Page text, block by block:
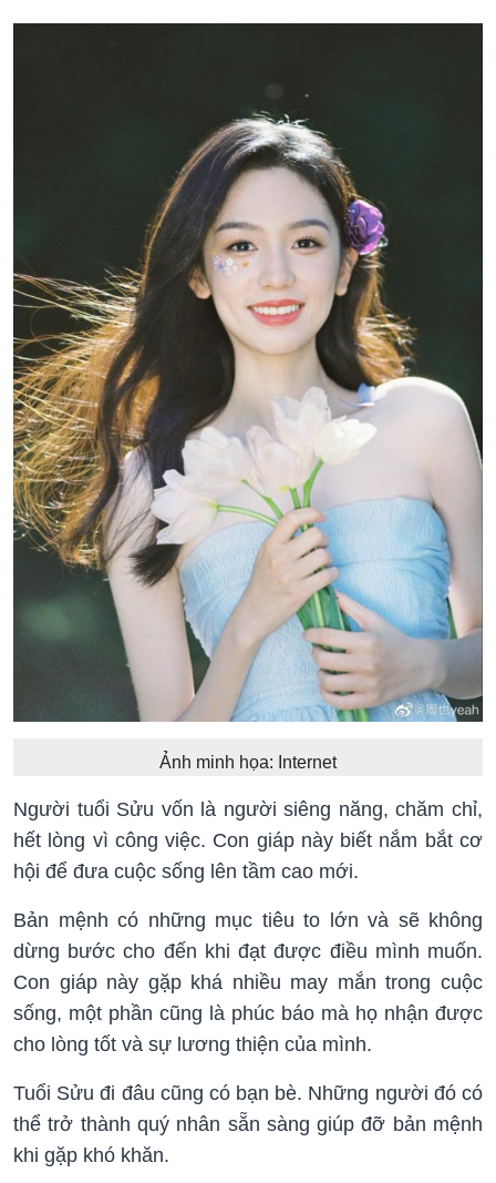
Ảnh minh họa: Internet
Người tuổi Sửu vốn là người siêng năng, chăm chỉ,
hết lòng vì công việc. Con giáp này biết nắm bắt cơ
hội để đưa cuộc sống lên tầm cao mới.
Bản mệnh có những mục tiêu to lớn và sẽ không
dừng bước cho đến khi đạt được điều mình muốn.
Con giáp này gặp khá nhiều may mắn trong cuộc
sống, một phần cũng là phúc báo mà họ nhận được
cho lòng tốt và sự lương thiện của mình.
Tuổi Sửu đi đâu cũng có bạn bè. Những người đó có
thể trở thành quý nhân sẵn sàng giúp đỡ bản mệnh
khi gặp khó khăn.